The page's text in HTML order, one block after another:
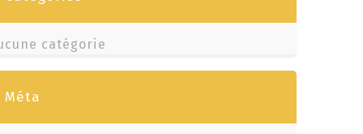
catégorie
Méta